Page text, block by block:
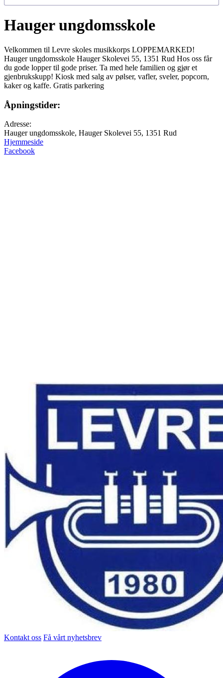
Hauger ungdomsskole
Velkommen til Levre skoles musikkorps LOPPEMARKED!
Hauger ungdomsskole Hauger Skolevei 55, 1351 Rud Hos oss får
du gode lopper til gode priser. Ta med hele familien og gjør et
gjenbrukskupp! Kiosk med salg av pølser, vafler, sveler, popcorn,
kaker og kaffe. Gratis parkering
Åpningstider:
Adresse:
Hauger ungdomsskole, Hauger Skolevei 55, 1351 Rud
Hjemmeside
Facebook
Kontakt oss Få vårt nyhetsbrev